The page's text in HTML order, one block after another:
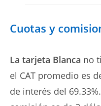
Cuotas y
La tarjeta Blanca no
el CAT promedio es
de interés del